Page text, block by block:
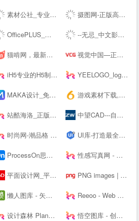
素材公社_专业设计素材网_高清图片网站 摄图网-正版高清图片免费下载_商用设计素材图库
OfficePLUS_微软官方Office模板服务平台_ppt模板_会员免费_工作总结_求职简历 --无忌_中文影像生活门户
猫啃网，最新最全的可免费商用中文字体下载网站！喵啃~ 视觉中国—正版高清图片、视频、音乐、字体下载—商业图片下载网站
iH5专业的H5制作工具 YEELOGO_logo在线制作
MAKA设计_免费H5页面制作,电子婚礼请帖制作,海量免费设计模板,电子邀请函模板,微信营销,h5制作,微场景和模板素材设计分享平台 游戏素材下载,6m5m游戏素材,游戏源码下载,游戏素材资源 - www.6m5m.com
站酷海洛_正版图片_视频_字体_音乐素材交易平台_站酷旗下品牌 中望CAD---自主研发的二三维CAD软件机械设计制图软件免费下载及初学入门教程
时尚网-潮品格 新时尚 UI库-打造最全的UI素材库
ProcessOn思维导图、流程图-思维导图模板_思维导图软件免费下载_在线作图协作工具 性感写真网 - 专注优秀的美图资源分享
平面设计网_平面设计作品欣赏-设计网 PNG images | 100 000+ Free PNG images
懒人图库 - 矢量图,JS代码,网页素材 - 学会偷懒，懒出境界！ Reeoo - Web Design Inspiration and Website Gallery
设计森林 PlanForest - 收集、整理、分享全球优质的设计素材资源 悟空图库 - 创意设计素材，PPT模板，Word模板，高效办公尽在悟空